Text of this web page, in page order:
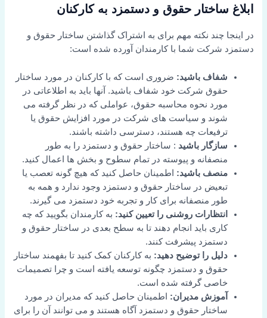
ابلاغ ساختار حقوق و دستمزد به کارکنان
در اینجا چند نکته مهم برای به اشتراک گذاشتن ساختار حقوق و
دستمزد شرکت شما با کارمندان آورده شده است:
شفاف باشید: ضروری است که با کارکنان در مورد ساختار
حقوق شرکت خود شفاف باشید. آنها باید به اطلاعاتی در
مورد نحوه محاسبه حقوق، عواملی که در نظر گرفته می
شوند و سیاست های شرکت در مورد افزایش حقوق یا
ترفیعات چه هستند، دسترسی داشته باشند.
سازگار باشید : ساختار حقوق و دستمزد را به طور
منصفانه و پیوسته در تمام سطوح و بخش ها اعمال کنید.
منصف باشید: اطمینان حاصل کنید که هیچ گونه تعصب یا
تبعیض در ساختار حقوق و دستمزد وجود ندارد و همه به
طور منصفانه برای کار و تجربه خود دستمزد می گیرند.
انتظارات روشنی را تعیین کنید: به کارمندان بگویید که چه
کاری باید انجام دهند تا به سطح بعدی در ساختار حقوق و
دستمزد پیشرفت کنند.
دلیل را توضیح دهید: به کارکنان کمک کنید تا بفهمند ساختار
حقوق و دستمزد چگونه توسعه یافته است و چرا تصمیمات
خاصی گرفته شده است.
آموزش مدیران: اطمینان حاصل کنید که مدیران در مورد
ساختار حقوق و دستمزد آگاه هستند و می توانند آن را برای